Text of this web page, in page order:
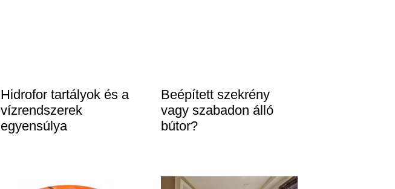
Hidrofor tartályok és a
vízrendszerek
egyensúlya
Beépített szekrény
vagy szabadon álló
bútor?